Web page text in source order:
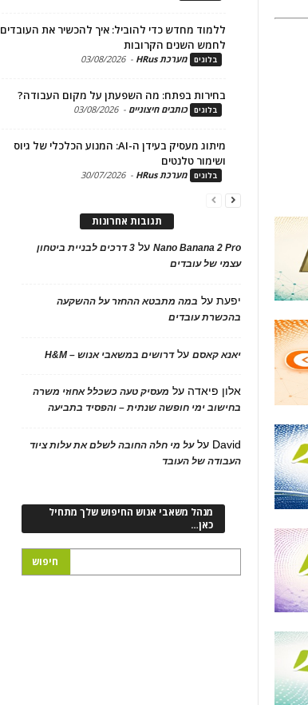
ללמוד מחדש כדי להוביל: איך להכשיר את העובדים
לחמש השנים הקרובות
בלוגים מערכת HRus -
03/08/2026
בחירות בפתח: מה השפעתן על מקום העבודה?
בלוגים כותבים חיצוניים -
03/08/2026
מיתוג מעסיק בעידן ה-AI: המנוע הכלכלי של גיוס
ושימור טלנטים
בלוגים מערכת HRus -
30/07/2026
תגובות אחרונות
Nano Banana 2 Proעל 3 דרכים לבניית ביטחון
עצמי של עובדים
יפעתעל במה מתבטא ההחזר על ההשקעה
בהכשרת עובדים
יאנא קאסםעלדרושים במשאבי אנוש – H&M
אלון פיאדה על מעסיק טעה כשכלל אחוזי משרה
בחישוב ימי חופשה שנתית – והפסיד בתביעה
David עלעל מי חלה החובה לשלם את עלות ציוד
העבודה של העובד
מנהל משאבי אנוש החיפוש שלך מתחיל
כאן…